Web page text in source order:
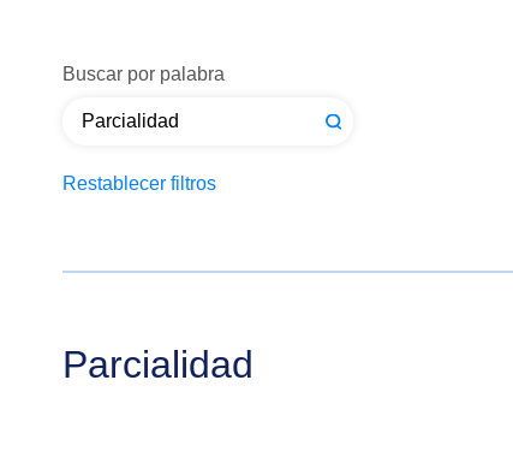
Buscar por palabra
Restablecer filtros
Parcialidad